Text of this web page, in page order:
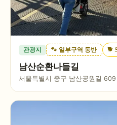
관광지 🐾 일부구역 동반 🐕
남산순환나들길
서울특별시 중구 남산공원길